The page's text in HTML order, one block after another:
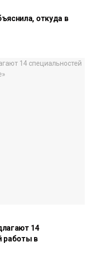
откуда в
14
работы в